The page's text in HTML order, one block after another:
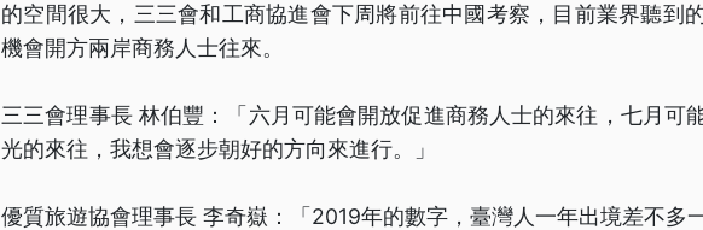
的空間很大，三三會和工商協進會下周將前往中國考察，目前業界聽到
機會開方兩岸商務人士往來。
三三會理事長 林伯豐：「六月可能會開放促進商務人士的來往，七月可
光的來往，我想會逐步朝好的方向來進行。」
優質旅遊協會理事長 李奇嶽：「2019年的數字，臺灣人一年出境差不多